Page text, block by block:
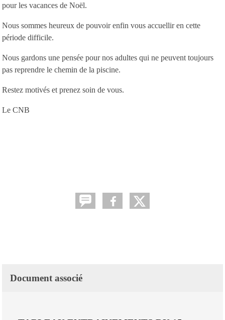
pour les vacances de Noël.
Nous sommes heureux de pouvoir enfin vous accuellir en cette
période difficile.
Nous gardons une pensée pour nos adultes qui ne peuvent toujours
pas reprendre le chemin de la piscine.
Restez motivés et prenez soin de vous.
Le CNB
Document associé